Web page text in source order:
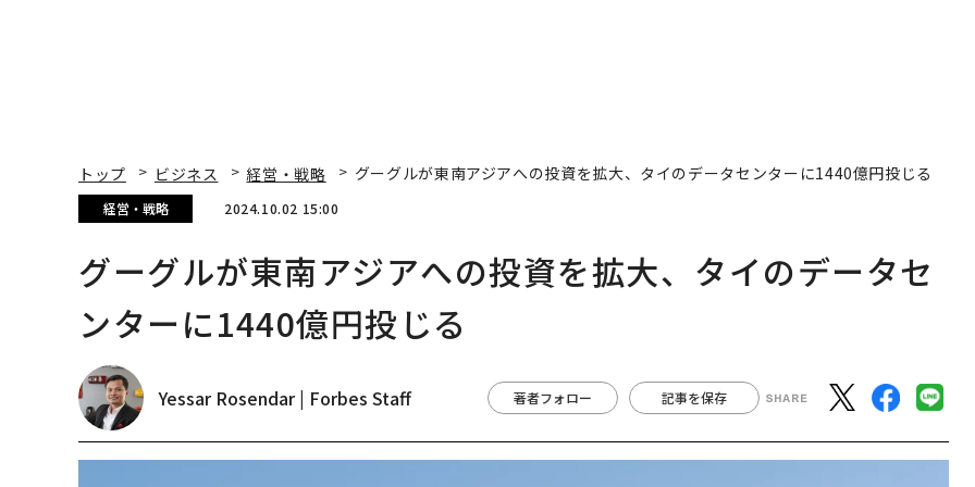
トップ ビジネス 経営・戦略 グーグルが東南アジアへの投資を拡大、タイのデータセンターに1440億円投じる
経営・戦略 2024.10.02 15:00
グーグルが東南アジアへの投資を拡大、タイのデータセ
ンターに1440億円投じる
Yessar Rosendar | Forbes Staff 著者フォロー 記事を保存